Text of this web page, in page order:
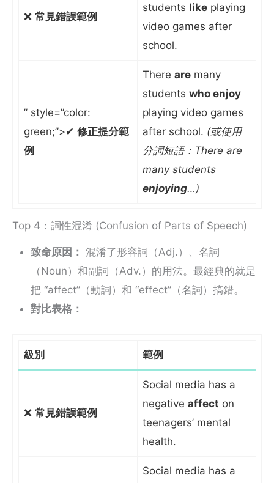
❌ 常見錯誤範例
students like playing
video games after
school.
” style=”color:
green;”>✔ 修正提分範
例
There are many
students who enjoy
playing video games
after school. (或使用
分詞短語：There are
many students
enjoying…)
Top 4：詞性混淆 (Confusion of Parts of Speech)
致命原因： 混淆了形容詞（Adj.）、名詞
（Noun）和副詞（Adv.）的用法。最經典的就是
把 “affect”（動詞）和 “effect”（名詞）搞錯。
對比表格：
級別 範例
❌ 常見錯誤範例
Social media has a
negative affect on
teenagers’ mental
health.
Social media has a